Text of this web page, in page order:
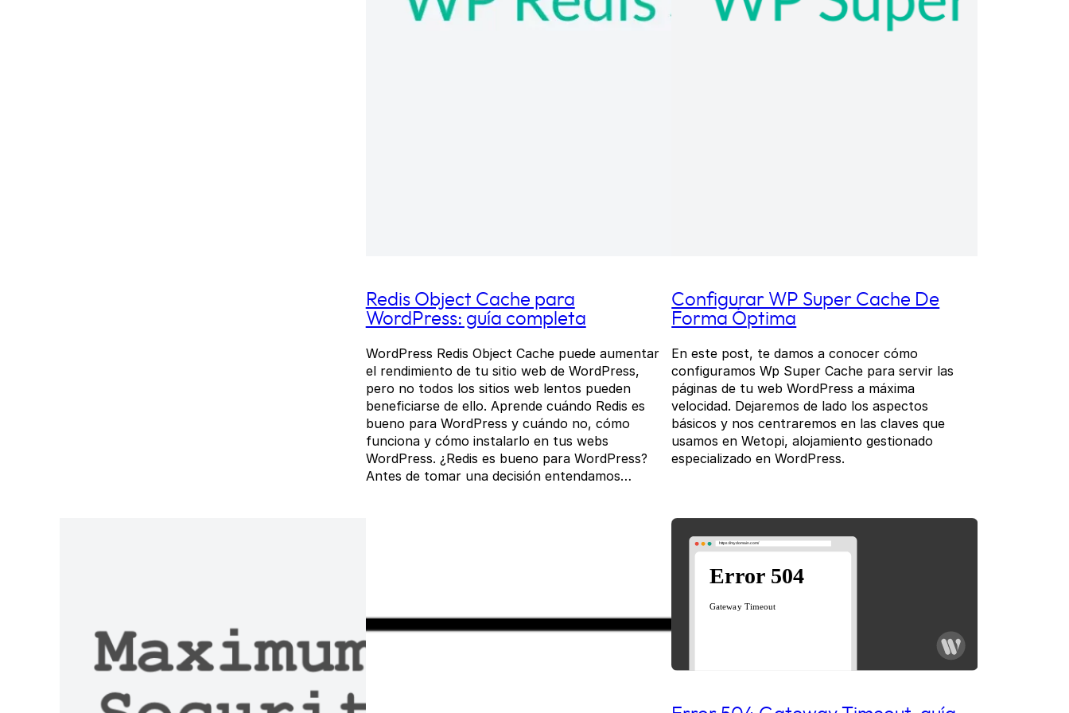
Redis Object Cache para
WordPress: guía completa
WordPress Redis Object Cache puede aumentar
el rendimiento de tu sitio web de WordPress,
pero no todos los sitios web lentos pueden
beneficiarse de ello. Aprende cuándo Redis es
bueno para WordPress y cuándo no, cómo
funciona y cómo instalarlo en tus webs
WordPress. ¿Redis es bueno para WordPress?
Antes de tomar una decisión entendamos…
Configurar WP Super Cache De
Forma Óptima
En este post, te damos a conocer cómo
configuramos Wp Super Cache para servir las
páginas de tu web WordPress a máxima
velocidad. Dejaremos de lado los aspectos
básicos y nos centraremos en las claves que
usamos en Wetopi, alojamiento gestionado
especializado en WordPress.